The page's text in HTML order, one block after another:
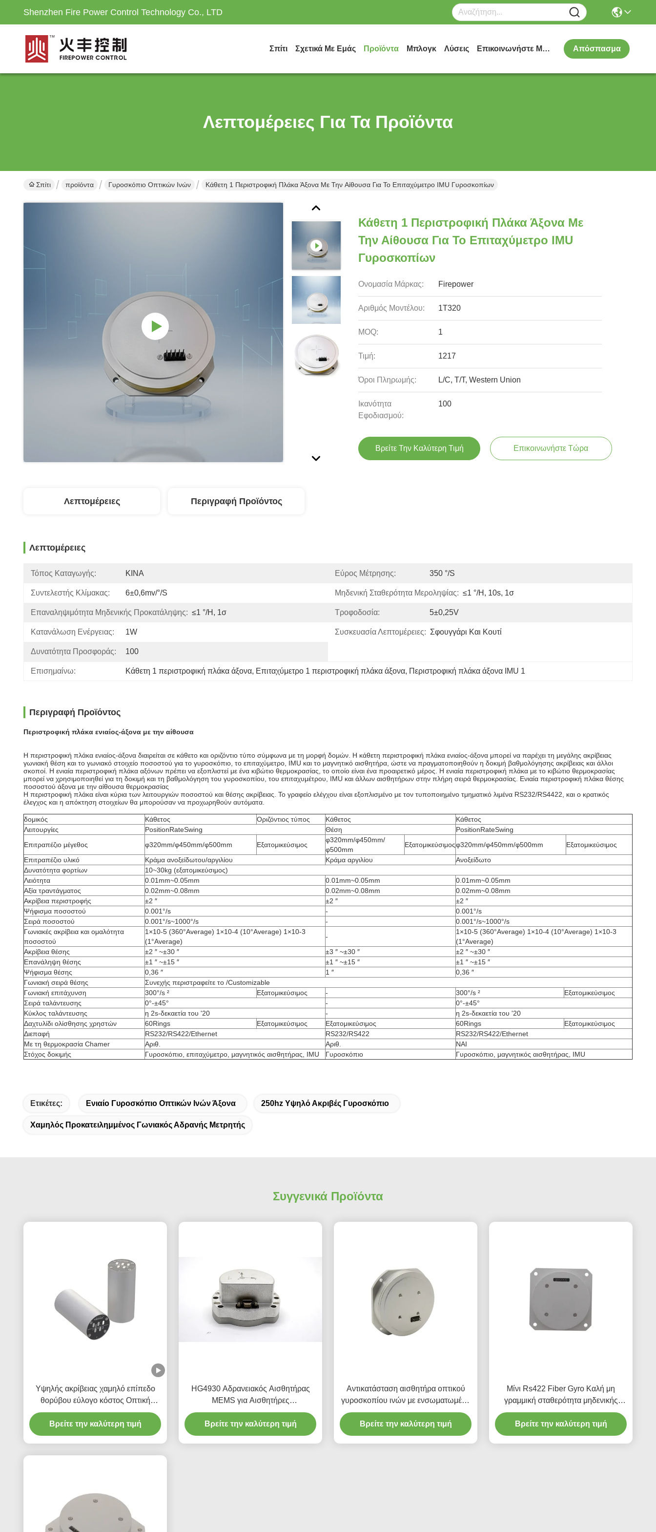
Shenzhen Fire Power Control Technology Co., LTD
Σπίτι Σχετικά Με Εμάς Προϊόντα Μπλογκ Λύσεις Επικοινωνήστε Μαζί Μας Απόσπασμα
Λεπτομέρειες Για Τα Προϊόντα
Σπίτι προϊόντα Γυροσκόπιο Οπτικών Ινών Κάθετη 1 Περιστροφική Πλάκα Άξονα Με Την Αίθουσα Για Το Επιταχύμετρο IMU Γυροσκοπίων
Κάθετη 1 Περιστροφική Πλάκα Άξονα Με
Την Αίθουσα Για Το Επιταχύμετρο IMU
Γυροσκοπίων
Ονομασία Μάρκας: Firepower
Αριθμός Μοντέλου: 1T320
MOQ: 1
Τιμή: 1217
Όροι Πληρωμής: L/C, T/T, Western Union
Ικανότητα
Εφοδιασμού:
100
Βρείτε Την Καλύτερη Τιμή Επικοινωνήστε Τώρα
Λεπτομέρειες Περιγραφή Προϊόντος
Λεπτομέρειες
Τόπος Καταγωγής: ΚΙΝΑ Εύρος Μέτρησης: 350 °/s
Συντελεστής Κλίμακας: 6±0,6mv/°/s Μηδενική Σταθερότητα Μεροληψίας: ≤1 °/h, 10s, 1σ
Επαναληψιμότητα Μηδενικής Προκατάληψης: ≤1 °/h, 1σ Τροφοδοσία: 5±0,25V
Κατανάλωση Ενέργειας: 1W Συσκευασία Λεπτομέρειες: Σφουγγάρι Και Κουτί
Δυνατότητα Προσφοράς: 100
Επισημαίνω: Κάθετη 1 περιστροφική πλάκα άξονα, Επιταχύμετρο 1 περιστροφική πλάκα άξονα, Περιστροφική πλάκα άξονα IMU 1
Περιγραφή Προϊόντος
Περιστροφική πλάκα ενιαίος-άξονα με την αίθουσα
Η περιστροφική πλάκα ενιαίος-άξονα διαιρείται σε κάθετο και οριζόντιο τύπο σύμφωνα με τη μορφή δομών. Η κάθετη περιστροφική πλάκα ενιαίος-άξονα μπορεί να παρέχει τη μεγάλης ακρίβειας
γωνιακή θέση και το γωνιακό στοιχείο ποσοστού για το γυροσκόπιο, το επιταχύμετρο, IMU και το μαγνητικό αισθητήρα, ώστε να πραγματοποιηθούν η δοκιμή βαθμολόγησης ακρίβειας και άλλοι
σκοποί. Η ενιαία περιστροφική πλάκα αξόνων πρέπει να εξοπλιστεί με ένα κιβώτιο θερμοκρασίας, το οποίο είναι ένα προαιρετικό μέρος. Η ενιαία περιστροφική πλάκα με το κιβώτιο θερμοκρασίας
μπορεί να χρησιμοποιηθεί για τη δοκιμή και τη βαθμολόγηση του γυροσκοπίου, του επιταχυμέτρου, IMU και άλλων αισθητήρων στην πλήρη σειρά θερμοκρασίας. Ενιαία περιστροφική πλάκα θέσης
ποσοστού άξονα με την αίθουσα θερμοκρασίας
Η περιστροφική πλάκα είναι κύρια των λειτουργιών ποσοστού και θέσης ακρίβειας. Το γραφείο ελέγχου είναι εξοπλισμένο με τον τυποποιημένο τμηματικό λιμένα RS232/RS4422, και ο κρατικός
έλεγχος και η απόκτηση στοιχείων θα μπορούσαν να προχωρηθούν αυτόματα.
δομικός Κάθετος Οριζόντιος τύπος Κάθετος
Κάθετος
Λειτουργίες
PositionRateSwing Θέση
PositionRateSwing
Επιτραπέζιο μέγεθος
φ320mm/φ450mm/φ500mm Εξατομικεύσιμος
φ320mm/φ450mm/
φ500mm
Εξατομικεύσιμοςφ320mm/φ450mm/φ500mm
Εξατομικεύσιμος
Επιτραπέζιο υλικό
Κράμα ανοξείδωτου/αργιλίου Κράμα αργιλίου
Ανοξείδωτο
Δυνατότητα φορτίων
10~30kg (εξατομικεύσιμος)
Λειότητα
0.01mm~0.05mm 0.01mm~0.05mm
0.01mm~0.05mm
Αξία τραντάγματος
0.02mm~0.08mm 0.02mm~0.08mm
0.02mm~0.08mm
Ακρίβεια περιστροφής
±2 ″ ±2 ″
±2 ″
Ψήφισμα ποσοστού
0.001°/s -
0.001°/s
Σειρά ποσοστού
0.001°/s~1000°/s -
0.001°/s~1000°/s
Γωνιακές ακρίβεια και ομαλότητα
ποσοστού
1×10-5 (360°Average) 1×10-4 (10°Average) 1×10-3
(1°Average)
-
1×10-5 (360°Average) 1×10-4 (10°Average) 1×10-3
(1°Average)
Ακρίβεια θέσης
±2 ″ ~±30 ″ ±3 ″ ~±30 ″
±2 ″ ~±30 ″
Επανάληψη θέσης
±1 ″ ~±15 ″ ±1 ″ ~±15 ″
±1 ″ ~±15 ″
Ψήφισμα θέσης
0,36 ″ 1 ″
0,36 ″
Γωνιακή σειρά θέσης
Συνεχής περιστραφείτε το /Customizable
Γωνιακή επιτάχυνση
300°/s ² Εξατομικεύσιμος - 300°/s ²
Εξατομικεύσιμος
Σειρά ταλάντευσης
0°-±45° -
0°-±45°
Κύκλος ταλάντευσης
η 2s-δεκαετία του '20 -
η 2s-δεκαετία του '20
Δαχτυλίδι ολίσθησης χρηστών
60Rings Εξατομικεύσιμος Εξατομικεύσιμος 60Rings
Εξατομικεύσιμος
Διεπαφή
RS232/RS422/Ethernet RS232/RS422
RS232/RS422/Ethernet
Με τη θερμοκρασία Chamer
Αριθ. Αριθ.
ΝΑΙ
Στόχος δοκιμής
Γυροσκόπιο, επιταχύμετρο, μαγνητικός αισθητήρας, IMU Γυροσκόπιο Γυροσκόπιο, μαγνητικός αισθητήρας, IMU
Ετικέτες: Ενιαίο Γυροσκόπιο Οπτικών Ινών Άξονα 250hz Υψηλό Ακριβές Γυροσκόπιο
Χαμηλός Προκατειλημμένος Γωνιακός Αδρανής Μετρητής
Συγγενικά Προϊόντα
Υψηλής ακρίβειας χαμηλό επίπεδο
θορύβου εύλογο κόστος Οπτική
αισθητήρας γυροσκόπησης
Βρείτε την καλύτερη τιμή
HG4930 Αδρανειακός Αισθητήρας
MEMS για Αισθητήρες
Προσανατολισμού Κίνησης Ακριβείας
Βρείτε την καλύτερη τιμή
Αντικατάσταση αισθητήρα οπτικού
γυροσκοπίου ινών με ενσωματωμένα
φωτοανταλλακτικά πυριτίου Fizoptika
Vg910
Βρείτε την καλύτερη τιμή
Μίνι Rs422 Fiber Gyro Καλή μη
γραμμική σταθερότητα μηδενικής
μεροληψίας
Βρείτε την καλύτερη τιμή